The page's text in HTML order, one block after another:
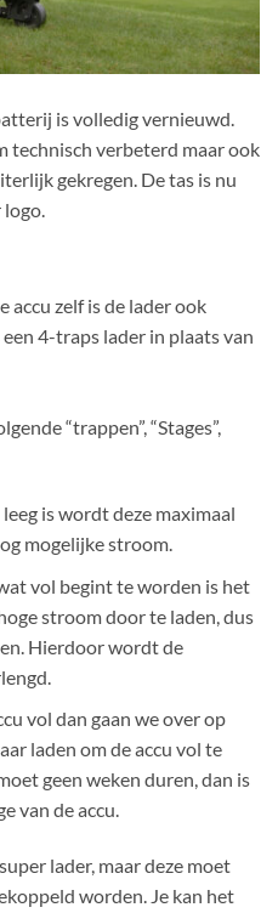
is volledig vernieuwd.
technisch verbeterd maar ook
gekregen. De tas is nu
logo.
accu zelf is de lader ook
4-traps lader in plaats van
“trappen”, “Stages”,
is wordt deze maximaal
mogelijke stroom.
vol begint te worden is het
stroom door te laden, dus
Hierdoor wordt de
vol dan gaan we over op
laden om de accu vol te
geen weken duren, dan is
van de accu.
lader, maar deze moet
worden. Je kan het